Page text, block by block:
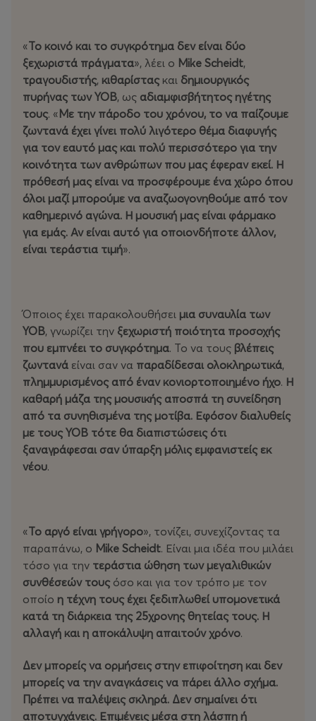
«Το κοινό και το συγκρότημα δεν είναι δύο
ξεχωριστά πράγματα», λέει ο Mike Scheidt,
τραγουδιστής, κιθαρίστας και δημιουργικός
πυρήνας των YOB, ως αδιαμφισβήτητος ηγέτης
τους. «Με την πάροδο του χρόνου, το να παίζουμε
ζωντανά έχει γίνει πολύ λιγότερο θέμα διαφυγής
για τον εαυτό μας και πολύ περισσότερο για την
κοινότητα των ανθρώπων που μας έφεραν εκεί. Η
πρόθεσή μας είναι να προσφέρουμε ένα χώρο όπου
όλοι μαζί μπορούμε να αναζωογονηθούμε από τον
καθημερινό αγώνα. Η μουσική μας είναι φάρμακο
για εμάς. Αν είναι αυτό για οποιονδήποτε άλλον,
είναι τεράστια τιμή».
Όποιος έχει παρακολουθήσει μια συναυλία των
YOB, γνωρίζει την ξεχωριστή ποιότητα προσοχής
που εμπνέει το συγκρότημα. Το να τους βλέπεις
ζωντανά είναι σαν να παραδίδεσαι ολοκληρωτικά,
πλημμυρισμένος από έναν κονιορτοποιημένο ήχο. Η
καθαρή μάζα της μουσικής αποσπά τη συνείδηση
από τα συνηθισμένα της μοτίβα. Εφόσον διαλυθείς
με τους YOB τότε θα διαπιστώσεις ότι
ξαναγράφεσαι σαν ύπαρξη μόλις εμφανιστείς εκ
νέου.
«Το αργό είναι γρήγορο», τονίζει, συνεχίζοντας τα
παραπάνω, ο Mike Scheidt. Είναι μια ιδέα που μιλάει
τόσο για την τεράστια ώθηση των μεγαλιθικών
συνθέσεών τους όσο και για τον τρόπο με τον
οποίο η τέχνη τους έχει ξεδιπλωθεί υπομονετικά
κατά τη διάρκεια της 25χρονης θητείας τους. Η
αλλαγή και η αποκάλυψη απαιτούν χρόνο.
Δεν μπορείς να ορμήσεις στην επιφοίτηση και δεν
μπορείς να την αναγκάσεις να πάρει άλλο σχήμα.
Πρέπει να παλέψεις σκληρά. Δεν σημαίνει ότι
αποτυγχάνεις. Επιμένεις μέσα στη λάσπη ή